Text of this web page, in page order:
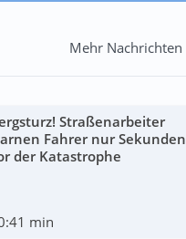
Mehr Nachrichten
Straßenarbeiter
Fahrer nur Sekunden
der Katastrophe
min